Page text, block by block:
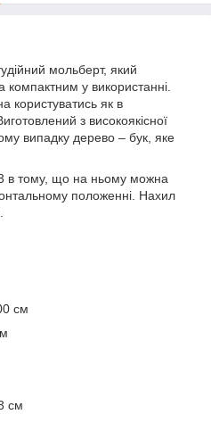
мольберт, який
компактним у використанні.
користуватись як в
з високоякісної
випадку дерево – бук, яке
в тому, що на ньому можна
положенні. Нахил
см
см